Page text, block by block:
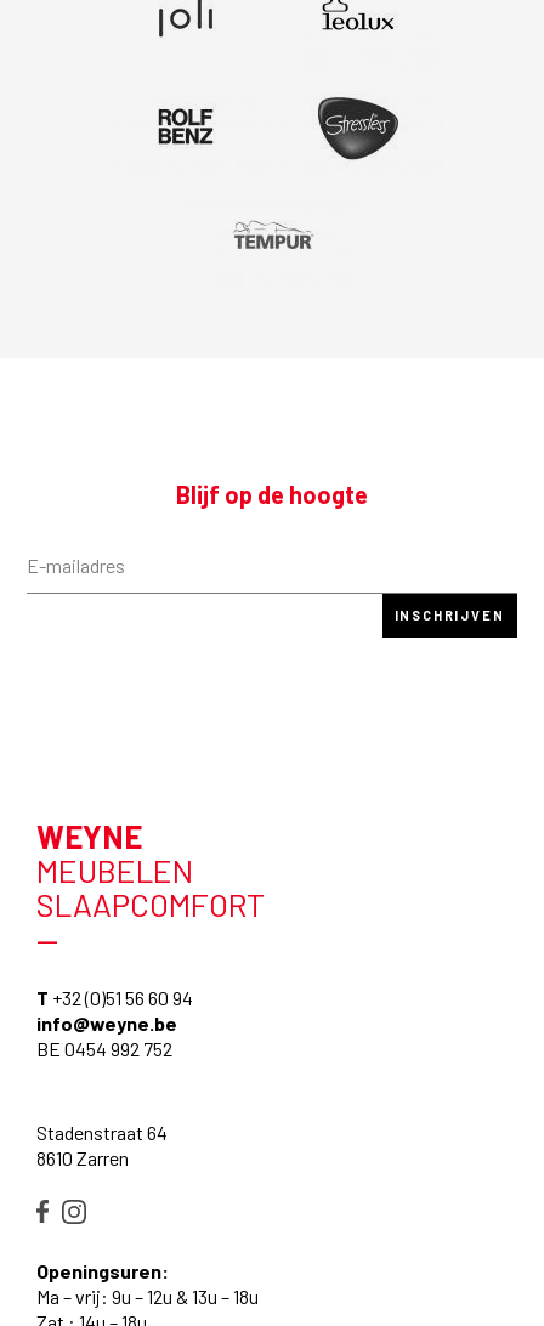
Blijf op de hoogte
WEYNE
MEUBELEN
SLAAPCOMFORT
—
T +32 (0)51 56 60 94
info@weyne.be
BE 0454 992 752
Stadenstraat 64
8610 Zarren
Openingsuren:
Ma – vrij: 9u – 12u & 13u – 18u